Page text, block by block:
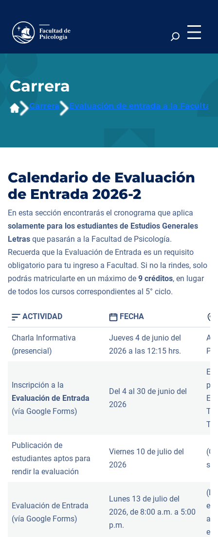
contenido
Carrera
Carrera Evaluación de entrada a la
Calendario de Evaluación
de Entrada 2026-2
En esta sección encontrarás el cronograma que aplica
solamente para los estudiantes de Estudios Generales
Letras que pasarán a la Facultad de Psicología.
Recuerda que la Evaluación de Entrada es un requisito
obligatorio para tu ingreso a Facultad. Si no la rindes, solo
podrás matricularte en un máximo de 9 créditos, en lugar
de todos los cursos correspondientes al 5° ciclo.
ACTIVIDAD FECHA
Charla Informativa
(presencial)
Jueves 4 de junio del
2026 a las 12:15 hrs.
Inscripción a la
Evaluación de Entrada
(vía Google Forms)
Del 4 al 30 de junio del
2026
Publicación de
estudiantes aptos para
rendir la evaluación
Viernes 10 de julio del
2026
Evaluación de Entrada
(vía Google Forms)
Lunes 13 de julio del
2026, de 8:00 a.m. a 5:00
p.m.